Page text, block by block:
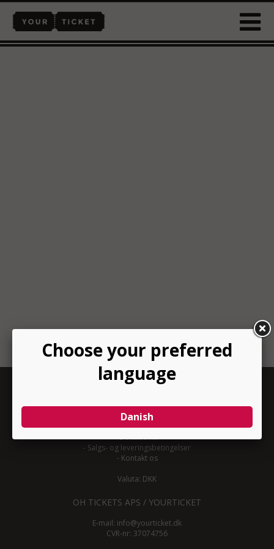
INFORMATION
-Om YourTicket
Bliv arrangør
-Arrangør login
-Donationer
- Salgs- og leveringsbetingelser
- Kontakt os
Valuta: DKK
OH TICKETS APS / YOURTICKET
E-mail: info@yourticket.dk
CVR-nr: 37074756